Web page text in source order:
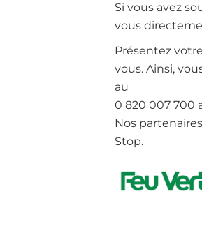
Si vous avez
vous
Présentez
vous. Ainsi,
au
0 820 007 700
Nos
Stop.
Image